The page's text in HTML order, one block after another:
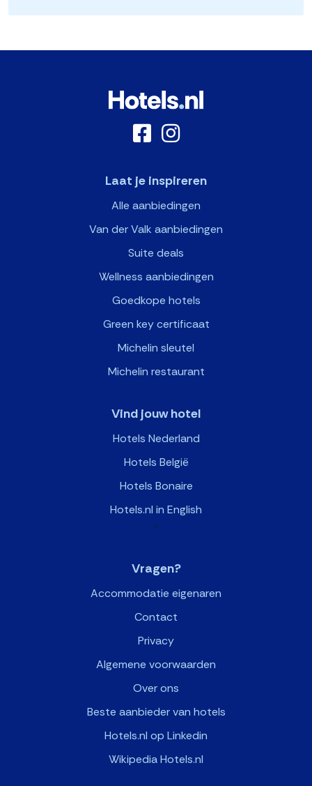
Laat je inspireren
Alle aanbiedingen
Van der Valk aanbiedingen
Suite deals
Wellness aanbiedingen
Goedkope hotels
Green key certificaat
Michelin sleutel
Michelin restaurant
Vind jouw hotel
Hotels Nederland
Hotels België
Hotels Bonaire
Hotels.nl in English
>
Vragen?
Accommodatie eigenaren
Contact
Privacy
Algemene voorwaarden
Over ons
Beste aanbieder van hotels
Hotels.nl op Linkedin
Wikipedia Hotels.nl